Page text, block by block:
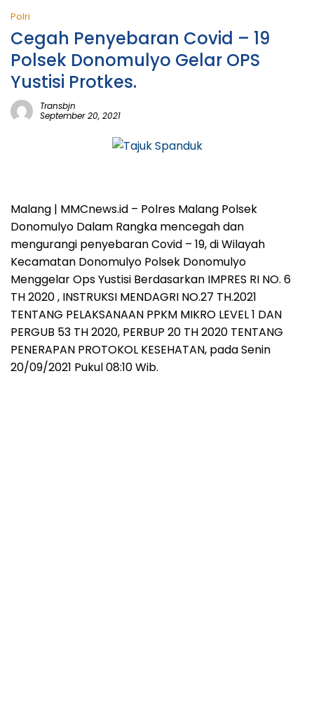
Polri
Cegah Penyebaran Covid – 19
Polsek Donomulyo Gelar OPS
Yustisi Protkes.
Transbjn
September 20, 2021
Malang | MMCnews.id – Polres Malang Polsek
Donomulyo Dalam Rangka mencegah dan
mengurangi penyebaran Covid – 19, di Wilayah
Kecamatan Donomulyo Polsek Donomulyo
Menggelar Ops Yustisi Berdasarkan IMPRES RI NO. 6
TH 2020 , INSTRUKSI MENDAGRI NO.27 TH.2021
TENTANG PELAKSANAAN PPKM MIKRO LEVEL 1 DAN
PERGUB 53 TH 2020, PERBUP 20 TH 2020 TENTANG
PENERAPAN PROTOKOL KESEHATAN, pada Senin
20/09/2021 Pukul 08:10 Wib.